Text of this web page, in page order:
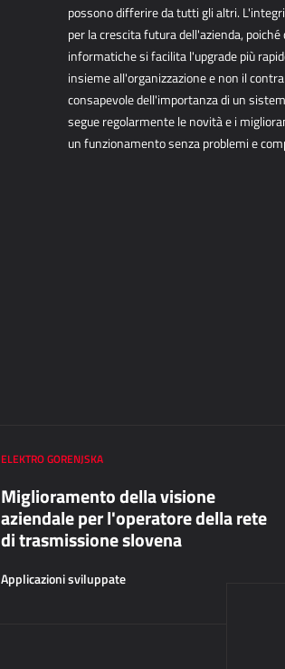
possonodifferire da tutti gli altri.
per lacrescita futura dell'azienda,
informatiche si facilita l'upgrade più
insiemeall'organizzazione e non il
consapevoledell'importanza di un
segue regolarmente le novità e i
un funzionamento senza problemi e
ELEKTRO GORENJSKA
Miglioramento della visione
aziendale per l'operatore della rete
di trasmissione slovena
Applicazioni sviluppate